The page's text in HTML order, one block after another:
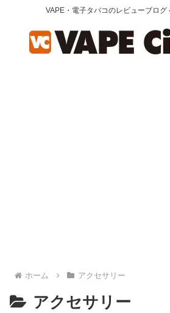
VAPE・電子タバコのレビューブログ
ホーム アクセサリー
アクセサリー